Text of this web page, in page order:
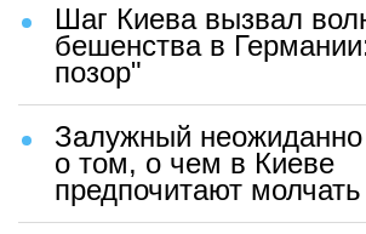
Шаг Киева вызвал
бешенства в
позор"
Залужный неожиданно
о том, о чем в Киеве
предпочитают молчать